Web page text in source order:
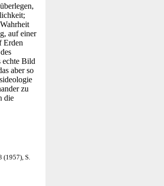
auf einer
Erden
echte Bild
aber so
zu
die
(1957), S.